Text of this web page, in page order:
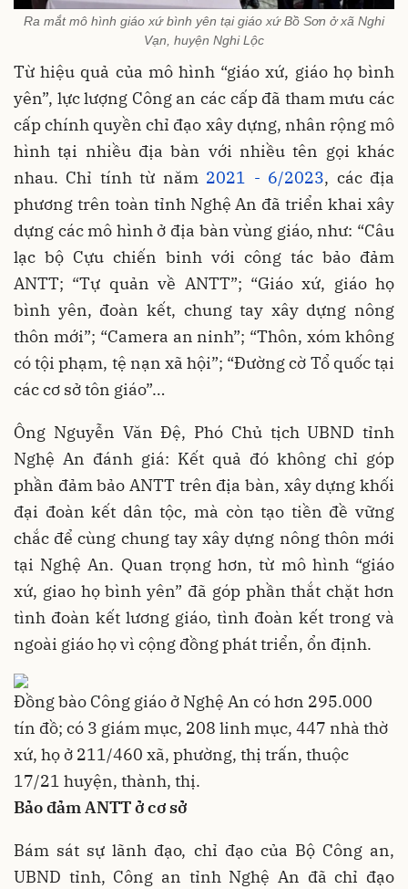
Ra mắt mô hình giáo xứ bình yên tại giáo xứ Bồ Sơn ở xã Nghi
Vạn, huyện Nghi Lộc
Từ hiệu quả của mô hình “giáo xứ, giáo họ bình
yên”, lực lượng Công an các cấp đã tham mưu các
cấp chính quyền chỉ đạo xây dựng, nhân rộng mô
hình tại nhiều địa bàn với nhiều tên gọi khác
nhau. Chỉ tính từ năm 2021 - 6/2023, các địa
phương trên toàn tỉnh Nghệ An đã triển khai xây
dựng các mô hình ở địa bàn vùng giáo, như: “Câu
lạc bộ Cựu chiến binh với công tác bảo đảm
ANTT; “Tự quản về ANTT”; “Giáo xứ, giáo họ
bình yên, đoàn kết, chung tay xây dựng nông
thôn mới”; “Camera an ninh”; “Thôn, xóm không
có tội phạm, tệ nạn xã hội”; “Đường cờ Tổ quốc tại
các cơ sở tôn giáo”…
Ông Nguyễn Văn Đệ, Phó Chủ tịch UBND tỉnh
Nghệ An đánh giá: Kết quả đó không chỉ góp
phần đảm bảo ANTT trên địa bàn, xây dựng khối
đại đoàn kết dân tộc, mà còn tạo tiền đề vững
chắc để cùng chung tay xây dựng nông thôn mới
tại Nghệ An. Quan trọng hơn, từ mô hình “giáo
xứ, giao họ bình yên” đã góp phần thắt chặt hơn
tình đoàn kết lương giáo, tình đoàn kết trong và
ngoài giáo họ vì cộng đồng phát triển, ổn định.
Đồng bào Công giáo ở Nghệ An có hơn 295.000
tín đồ; có 3 giám mục, 208 linh mục, 447 nhà thờ
xứ, họ ở 211/460 xã, phường, thị trấn, thuộc
17/21 huyện, thành, thị.
Bảo đảm ANTT ở cơ sở
Bám sát sự lãnh đạo, chỉ đạo của Bộ Công an,
UBND tỉnh, Công an tỉnh Nghệ An đã chỉ đạo